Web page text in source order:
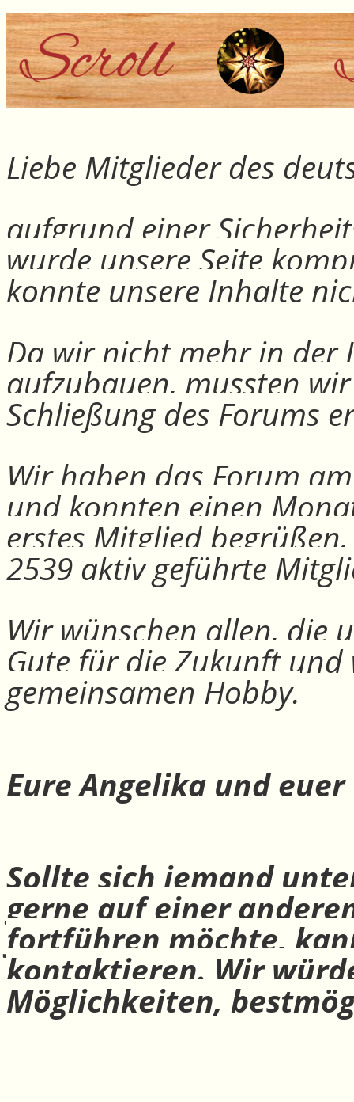
Liebe Mitglieder des
aufgrund einer
wurde unsere Seite
konnte unsere Inhalte
Da wir nicht mehr in der
aufzubauen, mussten
Schließung des Forums
Wir haben das Forum
und konnten einen
erstes Mitglied
2539 aktiv geführte
Wir wünschen allen, die
Gute für die Zukunft
gemeinsamen Hobby.
Eure Angelika und
Sollte sich jemand
gerne auf einer
fortführen möchte,
kontaktieren. Wir
Möglichkeiten,